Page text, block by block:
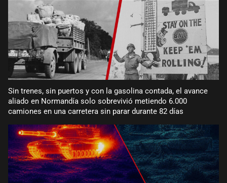
Sin trenes, sin puertos y con la gasolina contada, el avance
aliado en Normandía solo sobrevivió metiendo 6.000
camiones en una carretera sin parar durante 82 días